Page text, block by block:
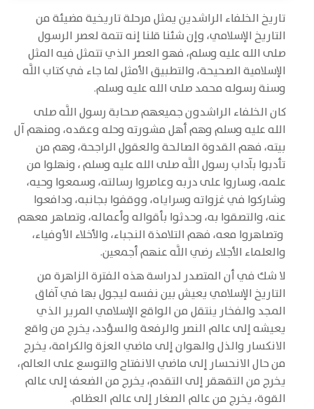
تاريخ الخلفاء الراشدين يمثل مرحلة تاريخية مضيئة من
التاريخ الإسلامي، وإن شئنا قلنا إنه تتمة لعصر الرسول
صلى الله عليه وسلم، فهو العصر الذي تتمثل فيه المثل
الإسلامية الصحيحة، والتطبيق الأمثل لما جاء في كتاب اللَّه
وسنة رسوله محمد صلى الله عليه وسلم.
كان الخلفاء الراشدون جميعهم صحابة رسول اللَّه صلى
الله عليه وسلم وهم أهل مشورته وحله وعقده، ومنهم آل
بيته، فهم القدوة الصالحة والعقول الراجحة، وهم من
تأدبوا بآداب رسول اللَّه صلى الله عليه وسلم ، ونهلوا من
علمه، وساروا على دربه وعاصروا رسالته، وسمعوا وحيه،
وشاركوا في غزواته وسراياه، ووقفوا بجانبه، ودافعوا
عنه، والتصقوا به، وحدثوا بأقواله وأعماله، وتصاهر معهم
وتصاهروا معه، فهم التلامذة النجباء، والأخلاء الأوفياء،
والعلماء الأجلاء رضي اللَّه عنهم أجمعين.
لا شك في أن المتصدر لدراسة هذه الفترة الزاهرة من
التاريخ الإسلامي يعيش بين نفسه ليجول بها في آفاق
المجد والفخار ينتقل من الواقع الإسلامي المرير الذي
يعيشه إلى عالم النصر والرفعة والسؤدد، يخرج من واقع
الانكسار والذل والهوان إلى ماضي العزة والكرامة، يخرج
من حال الانحسار إلى ماضي الانفتاح والتوسع على العالم،
يخرج من التقهقر إلى التقدم، يخرج من الضعف إلى عالم
القوة، يخرج من عالم الصغار إلى عالم العظام.